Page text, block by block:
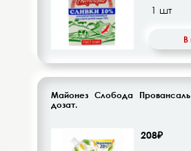
В
Майонез Слобода
дозат.
208₽